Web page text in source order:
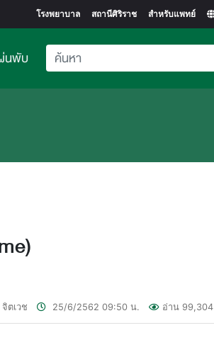
โรงพยาบาล สถานีศิริราช สำหรับแพทย์
นพับ
จิตเวช 25/6/2562 09:50 น. อ่าน 99,304